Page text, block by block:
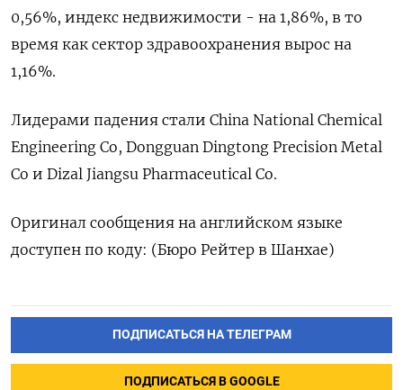
0,56%, индекс недвижимости - на 1,86%​, в то
время как сектор здравоохранения вырос на
1,16%.
Лидерами падения стали China National Chemical
Engineering Co, Dongguan Dingtong Precision Metal
Co и Dizal Jiangsu Pharmaceutical Co.
Оригинал сообщения на английском языке
доступен по коду: (Бюро Рейтер в Шанхае)
ПОДПИСАТЬСЯ НА ТЕЛЕГРАМ
ПОДПИСАТЬСЯ В GOOGLE